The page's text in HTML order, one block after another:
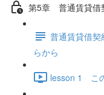
第5章 普通賃貸借
普通賃貸借
らから
lesson 1 こ